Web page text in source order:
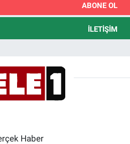
ABONE OL
İLETIŞIM
Haber